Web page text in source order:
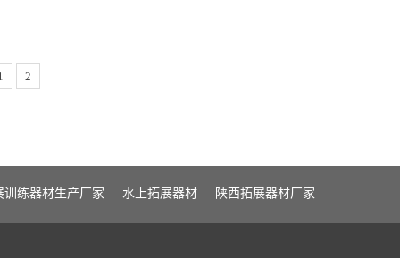
2
训练器材生产厂家 水上拓展器材 陕西拓展器材厂家